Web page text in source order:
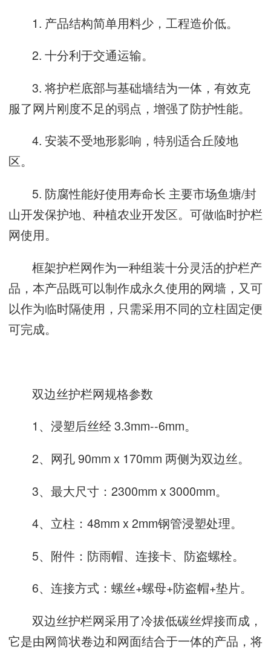
1. 产品结构简单用料少，工程造价低。
2. 十分利于交通运输。
3. 将护栏底部与基础墙结为一体，有效克
服了网片刚度不足的弱点，增强了防护性能。
4. 安装不受地形影响，特别适合丘陵地
区。
5. 防腐性能好使用寿命长 主要市场鱼塘/封
山开发保护地、种植农业开发区。可做临时护栏
网使用。
框架护栏网作为一种组装十分灵活的护栏产
品，本产品既可以制作成永久使用的网墙，又可
以作为临时隔使用，只需采用不同的立柱固定便
可完成。
双边丝护栏网规格参数
1、浸塑后丝经 3.3mm--6mm。
2、网孔 90mm x 170mm 两侧为双边丝。
3、最大尺寸：2300mm x 3000mm。
4、立柱：48mm x 2mm钢管浸塑处理。
5、附件：防雨帽、连接卡、防盗螺栓。
6、连接方式：螺丝+螺母+防盗帽+垫片。
双边丝护栏网采用了冷拔低碳丝焊接而成，
它是由网筒状卷边和网面结合于一体的产品，将